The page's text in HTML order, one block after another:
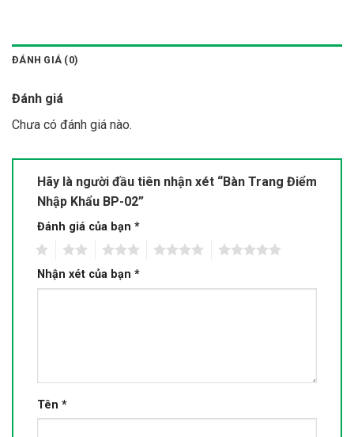
ĐÁNH GIÁ (0)
Đánh giá
Chưa có đánh giá nào.
Hãy là người đầu tiên nhận xét “Bàn Trang Điểm
Nhập Khẩu BP-02”
Đánh giá của bạn *
Nhận xét của bạn *
Tên *